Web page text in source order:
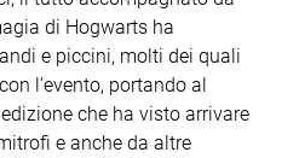
di Hogwarts ha
e piccini, molti dei quali
l’evento, portando al
che ha visto arrivare
e anche da altre